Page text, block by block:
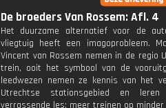
De broeders Van Rossem: Afl. 4
Het duurzame alternatief voor de
vliegtuig heeft een imagoprobleem.
Vincent van Rossem nemen in de regio
trein, ooit het symbool van de
leedwezen nemen ze kennis van het
Utrechtse stationsgebied en
verrassende les: meer treinen op